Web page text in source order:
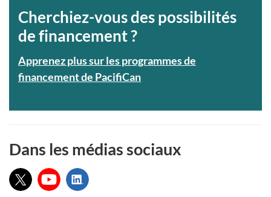
Cherchiez-vous des possibilités
de financement ?
Apprenez plus sur les programmes de
financement de PacifiCan
Dans les médias sociaux
X: YouTube:LinkedIn: